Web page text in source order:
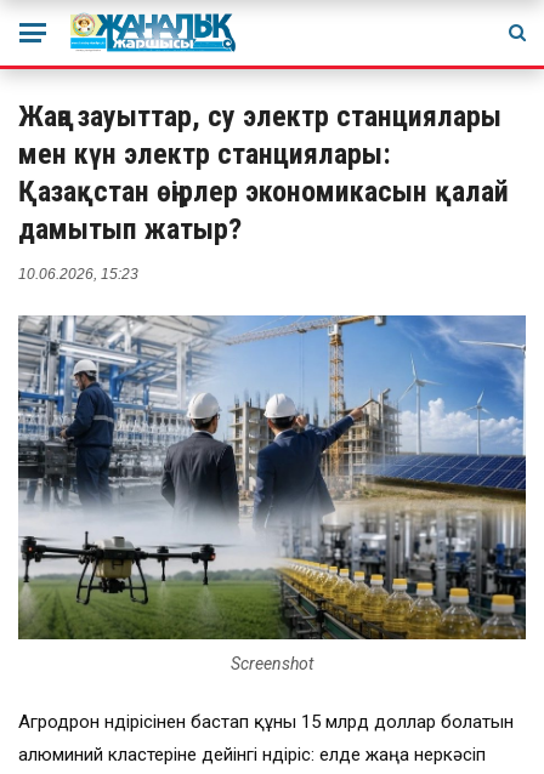
Жаңа зауыттар, су электр станциялары
мен күн электр станциялары:
Қазақстан өңірлер экономикасын қалай
дамытып жатыр?
10.06.2026, 15:23
Screenshot
Агродрон өндірісінен бастап құны 15 млрд доллар болатын
алюминий кластеріне дейінгі өндіріс: елде жаңа өнеркәсіп